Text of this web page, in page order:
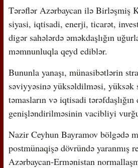
Tərəflər Azərbaycan ilə Birləşmiş
siyasi, iqtisadi, enerji, ticarət,
digər sahələrdə əməkdaşlığın
məmnunluqla qeyd ediblər.
Bununla yanaşı, münasibətlərin
səviyyəsinə yüksəldilməsi, yüksək
təmasların və iqtisadi tərəfdaşlığın
genişləndirilməsinin vacibliyi
Nazir Ceyhun Bayramov bölgədə
postmünaqişə dövründə yaranmış
Azərbaycan-Ermənistan